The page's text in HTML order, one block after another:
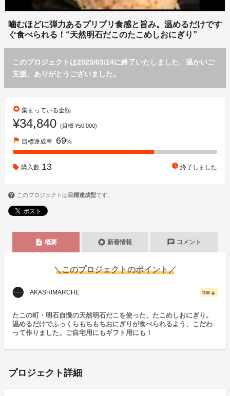
噛むほどに弾力あるプリプリ食感と旨み。温めるだけです
ぐ食べられる！“天然明石だこのたこめしおにぎり”
このプロジェクトは2023/03/14に終了いたしました。温かいご
支援、ありがとうございました。
stars 集まっている金額
¥34,840 (目標 ¥50,000)
flag 目標達成率 69%
購入数 13 watch_later 終了しました
このプロジェクトは 目標達成型です。
description 概要 stars 新着情報 chat コメント
＼このプロジェクトのポイント／
AKASHIMARCHE 詳細 arrow_downward
たこの町・明石自慢の天然明石だこを使った、たこめしおにぎり。
温めるだけでふっくらもちもちおにぎりが食べられるよう、こだわ
って作りました。ご自宅用にもギフト用にも！
プロジェクト詳細